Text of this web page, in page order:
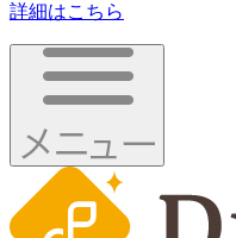
詳細はこちら